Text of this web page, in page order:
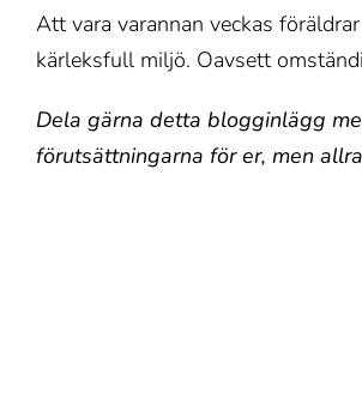
Att vara varannan veckas
kärleksfull miljö. Oavsett
Dela gärna detta blogginlägg
förutsättningarna för er, men